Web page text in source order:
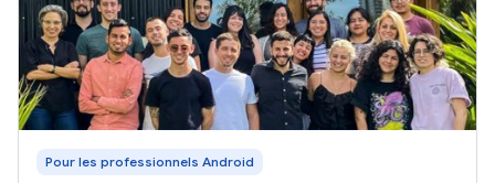
Pour les professionnels Android